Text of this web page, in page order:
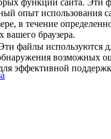
опыт использования
в течение
вашего браузера.
файлы используются
возможных
эффективной